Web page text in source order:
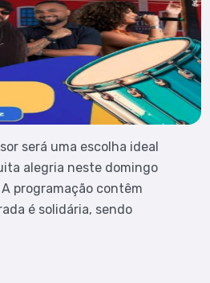
será uma escolha ideal
alegria neste domingo
programação contêm
é solidária, sendo